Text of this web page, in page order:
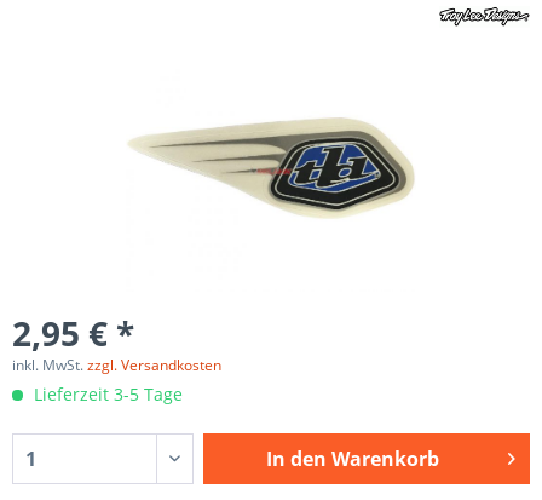
2,95 € *
inkl. MwSt.zzgl. Versandkosten
Lieferzeit 3-5 Tage
In den Warenkorb